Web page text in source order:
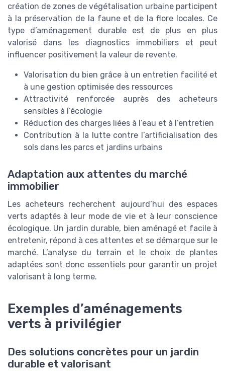
création de zones de végétalisation urbaine participent
à la préservation de la faune et de la flore locales. Ce
type d’aménagement durable est de plus en plus
valorisé dans les diagnostics immobiliers et peut
influencer positivement la valeur de revente.
Valorisation du bien grâce à un entretien facilité et
à une gestion optimisée des ressources
Attractivité renforcée auprès des acheteurs
sensibles à l’écologie
Réduction des charges liées à l’eau et à l’entretien
Contribution à la lutte contre l’artificialisation des
sols dans les parcs et jardins urbains
Adaptation aux attentes du marché
immobilier
Les acheteurs recherchent aujourd’hui des espaces
verts adaptés à leur mode de vie et à leur conscience
écologique. Un jardin durable, bien aménagé et facile à
entretenir, répond à ces attentes et se démarque sur le
marché. L’analyse du terrain et le choix de plantes
adaptées sont donc essentiels pour garantir un projet
valorisant à long terme.
Exemples d’aménagements
verts à privilégier
Des solutions concrètes pour un jardin
durable et valorisant